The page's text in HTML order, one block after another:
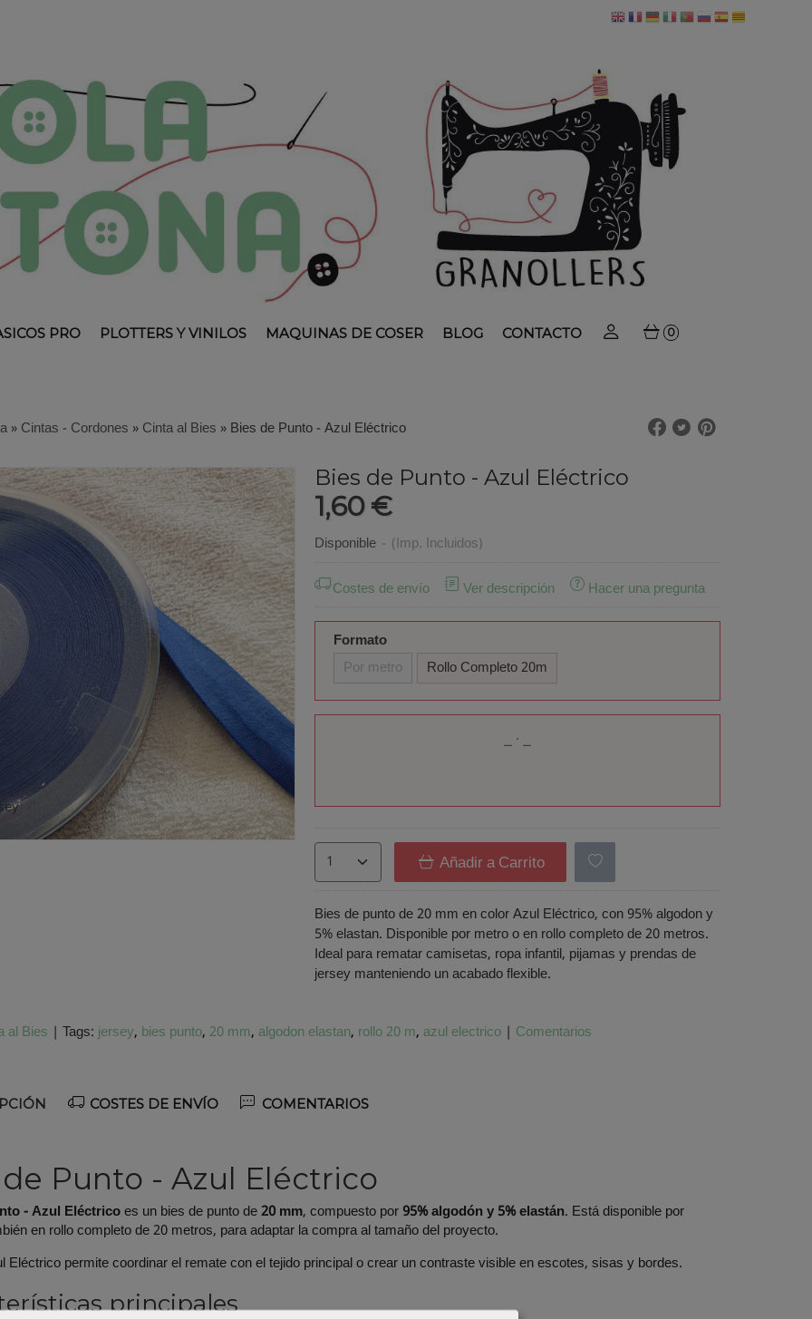
PRO PLOTTERS Y VINILOS MAQUINAS DE COSER BLOG CONTACTO 0
»Cintas - Cordones »Cinta al Bies »Bies de Punto - Azul Eléctrico
Bies de Punto - Azul Eléctrico
1,60 €
Disponible - (Imp. Incluidos)
Costes de envío
Ver descripción Hacer una pregunta
Formato
Por metro
Rollo Completo 20m
Añadir a Carrito
Bies de punto de 20 mm en color Azul Eléctrico, con 95% algodon y
5% elastan. Disponible por metro o en rollo completo de 20 metros.
Ideal para rematar camisetas, ropa infantil, pijamas y prendas de
jersey manteniendo un acabado flexible.
al Bies | Tags:jersey bies punto 20 mm algodon elastan rollo 20 m azul electrico | Comentarios
COSTES DE ENVÍO COMENTARIOS
de Punto - Azul Eléctrico
- Azul Eléctricoes un bies de punto de20 mm, compuesto por95% algodón y 5% elastán. Está disponible por
en rollo completo de 20 metros, para adaptar la compra al tamaño del proyecto.
Eléctrico permite coordinar el remate con el tejido principal o crear un contraste visible en escotes, sisas y bordes.
principales